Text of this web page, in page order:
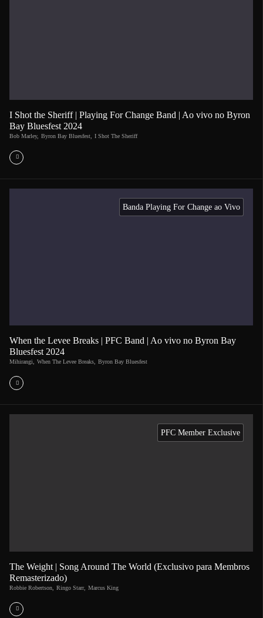
I Shot the Sheriff | Playing For Change Band | Ao vivo no Byron
Bay Bluesfest 2024
Bob Marley, Byron Bay Bluesfest I Shot The Sheriff
Banda Playing For Change ao Vivo
When the Levee Breaks | PFC Band | Ao vivo no Byron Bay
Bluesfest 2024
Mihirangi, When The Levee Breaks, Byron Bay Bluesfest
PFC Member Exclusive
The Weight | Song Around The World (Exclusivo para Membros
Remasterizado)
Robbie Robertson Ringo Starr, Marcus King